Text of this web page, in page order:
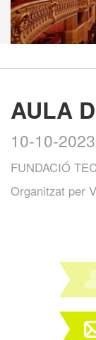
AULA
10-10-
FUNDACIÓ
Organitzat per